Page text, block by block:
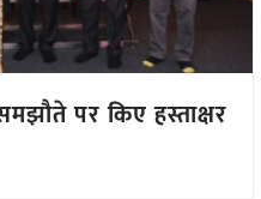
पर किए हस्ताक्षर